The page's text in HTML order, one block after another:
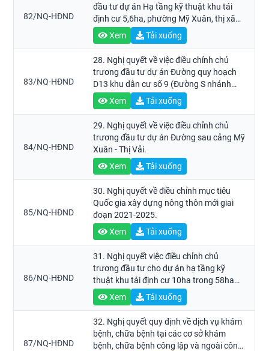
82/NQ-HĐND
đầu tư dự án Hạ tầng kỹ thuật khu tái
định cư 5,6ha, phường Mỹ Xuân, thị xã
Phú MỹXem Tải xuống
83/NQ-HĐND
28. Nghị quyết về việc điều chỉnh chủ
trương đầu tư dự án Đường quy hoạch
D13 khu dân cư số 9 (Đường S nhánh
Tây), thị xã Phú Mỹ, tỉnh Bà Rịa - Vũng
Tàu.
Xem Tải xuống
84/NQ-HĐND
29. Nghị quyết về việc điều chỉnh chủ
trương đầu tư dự án Đường sau cảng Mỹ
Xuân - Thị Vải.
Xem
Tải xuống
85/NQ-HĐND
30. Nghị quyết về điều chỉnh mục tiêu
Quốc gia xây dựng nông thôn mới giai
đoạn 2021-2025.
Xem
Tải xuống
86/NQ-HĐND
31. Nghị quyết việc điều chỉnh chủ
trương đầu tư cho dự án hạ tầng kỹ
thuật khu tái định cư 10ha trong 58ha
tại phường 10, thành phố Vũng Tàu
Xem Tải xuống
87/NQ-HĐND
32. Nghị quyết quy định về dịch vụ khám
bệnh, chữa bệnh tại các cơ sở khám
bệnh, chữa bệnh công lập và ngoài công